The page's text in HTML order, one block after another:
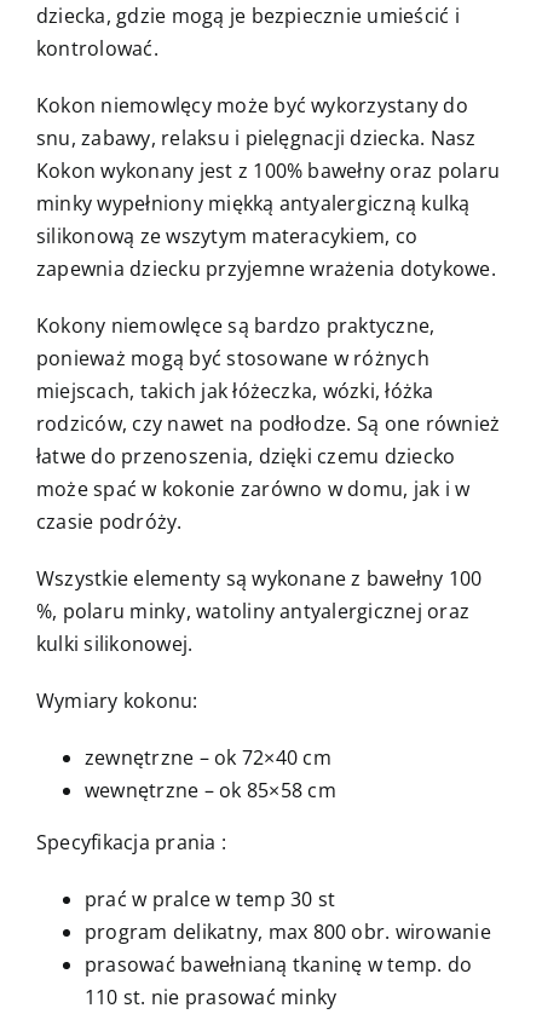
dziecka, gdzie mogą je bezpiecznie umieścić i
kontrolować.
Kokon niemowlęcy może być wykorzystany do
snu, zabawy, relaksu i pielęgnacji dziecka. Nasz
Kokon wykonany jest z 100% bawełny oraz polaru
minky wypełniony miękką antyalergiczną kulką
silikonową ze wszytym materacykiem, co
zapewnia dziecku przyjemne wrażenia dotykowe.
Kokony niemowlęce są bardzo praktyczne,
ponieważ mogą być stosowane w różnych
miejscach, takich jak łóżeczka, wózki, łóżka
rodziców, czy nawet na podłodze. Są one również
łatwe do przenoszenia, dzięki czemu dziecko
może spać w kokonie zarówno w domu, jak i w
czasie podróży.
Wszystkie elementy są wykonane z bawełny 100
%, polaru minky, watoliny antyalergicznej oraz
kulki silikonowej.
Wymiary kokonu:
zewnętrzne – ok 72×40 cm
wewnętrzne – ok 85×58 cm
Specyfikacja prania :
prać w pralce w temp 30 st
program delikatny, max 800 obr. wirowanie
prasować bawełnianą tkaninę w temp. do
110 st. nie prasować minky